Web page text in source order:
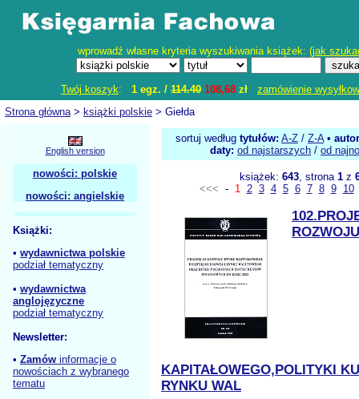
wprowadź własne kryteria wyszukiwania książek: (jak
Twój koszyk: 1 egz. / 114.40 108,68 zł
zamówienie
Strona główna> książki polskie > Giełda
English version
nowości: polskie
nowości: angielskie
Książki:
• wydawnictwa polskie
podział tematyczny
• wydawnictwa
anglojęzyczne
podział tematyczny
Newsletter:
• Zamów informacje o
nowościach z wybranego
tematu
sortuj według tytułów: A-Z / Z-A•
daty: od najstarszych / od
książek: 643, strona 1z
<<< - 1 2 3 4 5 6 7 8 9 10
KAPITAŁOWEGO,POLITYKI
RYNKU WAL